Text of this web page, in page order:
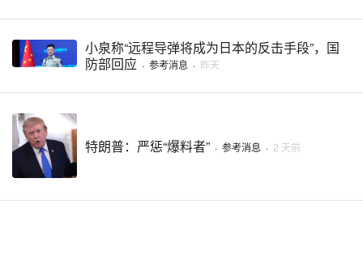
小泉称“远程导弹将成为日本的反击手段”，国
防部回应 · 参考消息 · 昨天
特朗普：严惩“爆料者” · 参考消息 · 2 天前